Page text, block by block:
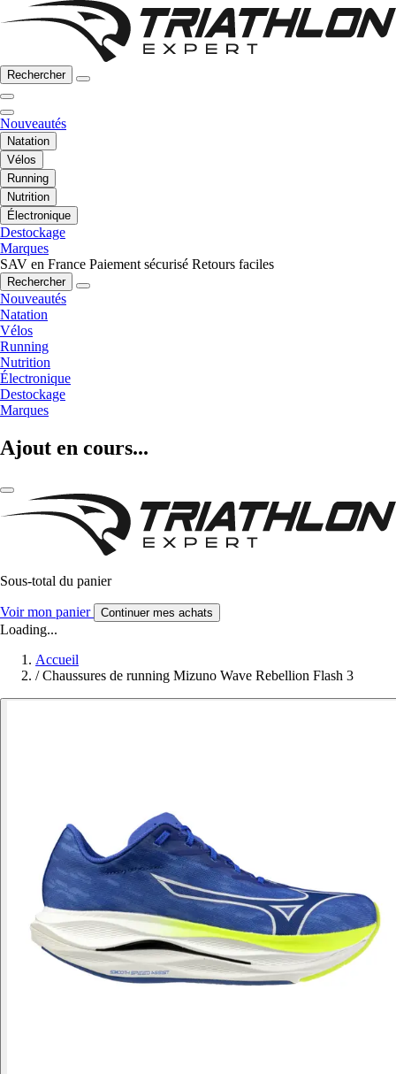
Rechercher
Nouveautés
Natation
Vélos
Running
Nutrition
Électronique
Destockage
Marques
SAV en France Paiement sécurisé Retours faciles
Rechercher
Nouveautés
Natation
Vélos
Running
Nutrition
Électronique
Destockage
Marques
Ajout en cours...
Sous-total du panier
Voir mon panier Continuer mes achats
Loading...
Accueil
/ Chaussures de running Mizuno Wave Rebellion Flash 3